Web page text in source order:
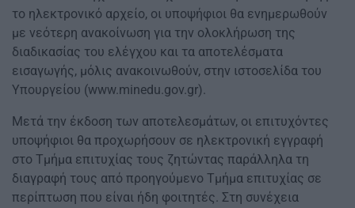
το ηλεκτρονικό αρχείο, οι υποψήφιοι θα ενημερωθούν
με νεότερη ανακοίνωση για την ολοκλήρωση της
διαδικασίας του ελέγχου και τα αποτελέσματα
εισαγωγής, μόλις ανακοινωθούν, στην ιστοσελίδα του
Υπουργείου (www.minedu.goν.gr).
Μετά την έκδοση των αποτελεσμάτων, οι επιτυχόντες
υποψήφιοι θα προχωρήσουν σε ηλεκτρονική εγγραφή
στο Τμήμα επιτυχίας τους ζητώντας παράλληλα τη
διαγραφή τους από προηγούμενο Τμήμα επιτυχίας σε
περίπτωση που είναι ήδη φοιτητές. Στη συνέχεια